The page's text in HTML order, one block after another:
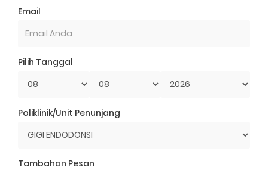
Email
Pilih Tanggal
Poliklinik/Unit Penunjang
Tambahan Pesan